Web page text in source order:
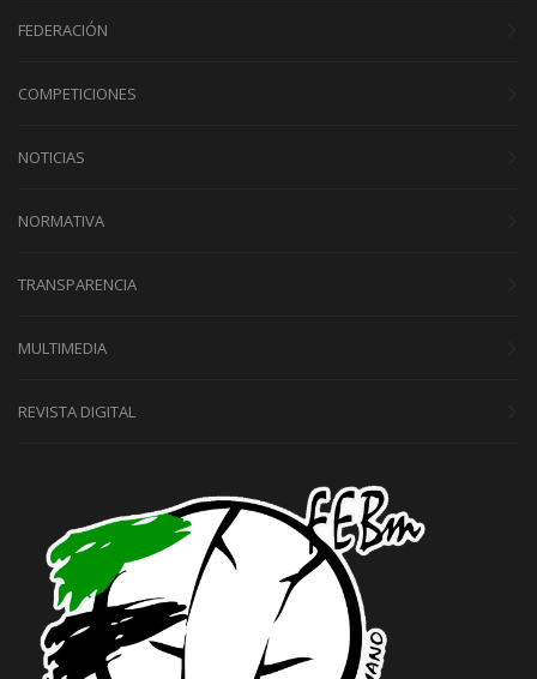
FEDERACIÓN
COMPETICIONES
NOTICIAS
NORMATIVA
TRANSPARENCIA
MULTIMEDIA
REVISTA DIGITAL